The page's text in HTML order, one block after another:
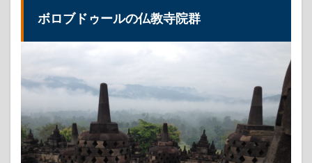
シン
園
タイ
の世
界遺
産
ボロブドゥールの仏教寺院群